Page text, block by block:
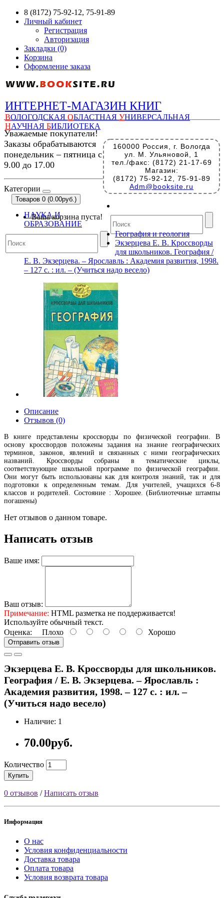
8 (8172) 75-92-12, 75-91-89
Личный кабинет
Регистрация
Авторизация
Закладки (0)
Корзина
Оформление заказа
ИНТЕРНЕТ-МАГАЗИН КНИГ
ВОЛОГОДСКАЯ ОБЛАСТНАЯ УНИВЕРСАЛЬНАЯ
НАУЧНАЯ БИБЛИОТЕКА
160000 Россия, г. Вологда
ул. М. Ульяновой, 1
тел./факс: (8172) 21-17-69
Магазин:
(8172) 75-92-12, 75-91-89
Adm@booksite.ru
Уважаемые покупатели!
Заказы обрабатываются
понедельник – пятница с
9.00 до 17.00
Категории
Товаров 0 (0.00руб.)
Ваша корзина пуста!
НАУКА И
ОБРАЗОВАНИЕ
География и геология
Экзерцева Е. В. Кроссворды
для школьников. География /
Е. В. Экзерцева. – Ярославль : Академия развития, 1998.
– 127 с. : ил. – (Учиться надо весело)
Описание
Отзывов (0)
В книге представлены кроссворды по физической географии. В
основу кроссвордов положены задания на знание географических
терминов, законов, явлений и связанных с ними географических
названий. Кроссворды собраны в тематические циклы,
соответствующие школьной программе по физической географии.
Они могут быть использованы как для контроля знаний, так и для
подготовки к определенным темам. Для учителей, учащихся 6-8
классов и родителей. Состояние : Хорошее. (Библиотечные штампы
погашены)
Нет отзывов о данном товаре.
Написать отзыв
Ваше имя:
Ваш отзыв:
Примечание: HTML разметка не поддерживается!
Используйте обычный текст.
Оценка: Плохо Хорошо
Отправить отзыв
Экзерцева Е. В. Кроссворды для школьников.
География / Е. В. Экзерцева. – Ярославль :
Академия развития, 1998. – 127 с. : ил. –
(Учиться надо весело)
Наличие: 1
70.00руб.
Количество
Купить
0 отзывов /Написать отзыв
Информация
О нас
Условия конфиденциальности
Доставка товара
Оплата товара
Условия возврата товара